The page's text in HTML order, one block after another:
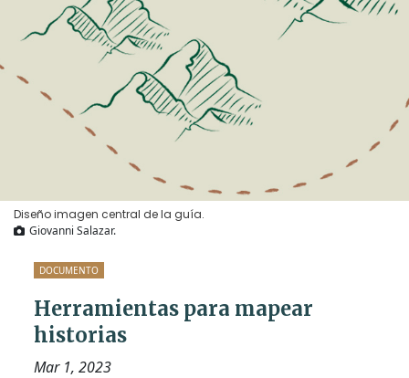
Diseño imagen central de la guía.
Giovanni Salazar.
DOCUMENTO
Herramientas para mapear
historias
Mar 1, 2023